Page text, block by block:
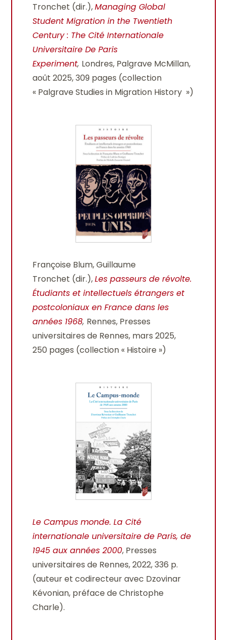
Tronchet (dir.),Managing Global
Student Migration in the Twentieth
Century : The Cité Internationale
Universitaire De Paris
Experiment, Londres, Palgrave McMillan,
août 2025, 309 pages (collection
« Palgrave Studies in Migration History »)
Françoise Blum, Guillaume
Tronchet (dir.),Les passeurs de révolte.
Étudiants et intellectuels étrangers et
postcoloniaux en France dans les
années 1968, Rennes, Presses
universitaires de Rennes, mars 2025,
250 pages (collection « Histoire »)
Le Campus monde. La Cité
internationale universitaire de Paris, de
1945 aux années 2000, Presses
universitaires de Rennes, 2022, 336 p.
(auteur et codirecteur avec Dzovinar
Kévonian, préface de Christophe
Charle).